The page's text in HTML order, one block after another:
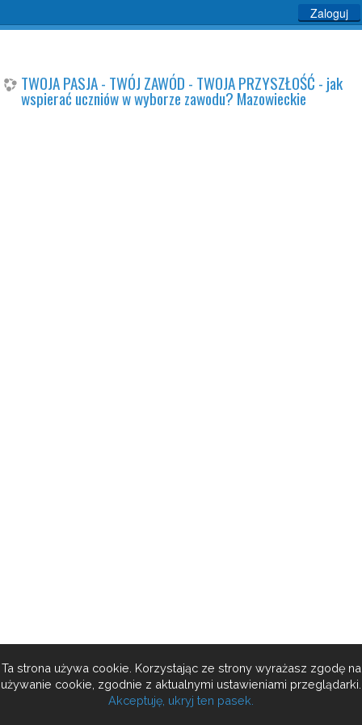
Zaloguj
TWOJA PASJA - TWÓJ ZAWÓD - TWOJA PRZYSZŁOŚĆ - jak
wspierać uczniów w wyborze zawodu? Mazowieckie
Ta strona używa cookie. Korzystając ze strony wyrażasz zgodę na
używanie cookie, zgodnie z aktualnymi ustawieniami przeglądarki.
Akceptuję, ukryj ten pasek.